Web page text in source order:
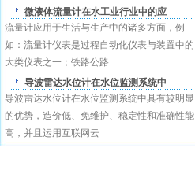
微液体流量计在水工业行业中的应
流量计应用于生活与生产中的诸多方面，例
如：流量计仪表是过程自动化仪表与装置中的
大类仪表之一；铁路公路
导波雷达水位计在水位监测系统中
导波雷达水位计在水位监测系统中具有较明显
的优势，造价低、免维护、稳定性和准确性能
高，并且运用互联网云